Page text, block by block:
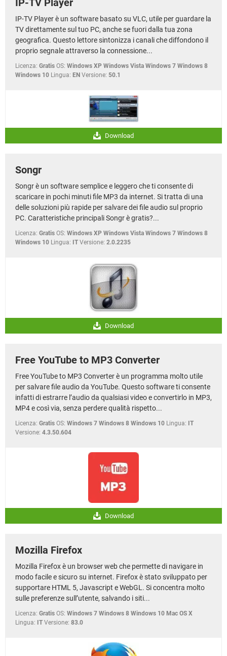
IP-TV Player
IP-TV Player è un software basato su VLC, utile per guardare la
TV direttamente sul tuo PC, anche se fuori dalla tua zona
geografica. Questo lettore sintonizza i canali che diffondono il
proprio segnale attraverso la connessione...
Licenza: Gratis OS: Windows XP Windows Vista Windows 7 Windows 8
Windows 10 Lingua: EN Versione: 50.1
Download
Songr
Songr è un software semplice e leggero che ti consente di
scaricare in pochi minuti file MP3 da internet. Si tratta di una
delle soluzioni più rapide per salvare dei file audio sul proprio
PC. Caratteristiche principali Songr è gratis?...
Licenza: Gratis OS: Windows XP Windows Vista Windows 7 Windows 8
Windows 10 Lingua: IT Versione: 2.0.2235
Download
Free YouTube to MP3 Converter
Free YouTube to MP3 Converter è un programma molto utile
per salvare file audio da YouTube. Questo software ti consente
infatti di estrarre l’audio da qualsiasi video e convertirlo in MP3,
MP4 e così via, senza perdere qualità rispetto...
Licenza: Gratis OS: Windows 7 Windows 8 Windows 10 Lingua: IT
Versione: 4.3.50.604
Download
Mozilla Firefox
Mozilla Firefox è un browser web che permette di navigare in
modo facile e sicuro su internet. Firefox è stato sviluppato per
supportare HTML 5, Javascript e WebGL. Si concentra molto
sulle preferenze sull’utente, salvando i siti...
Licenza: Gratis OS: Windows 7 Windows 8 Windows 10 Mac OS X
Lingua: IT Versione: 83.0